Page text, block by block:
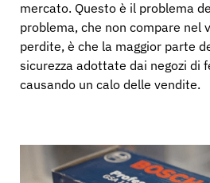
Ospitalità e ristorazione
Costruttori di impianti fissi
Supporti per tablet
mercato. Questo è il problema
problema, che non compare nel
perdite, è che la maggior parte
sicurezza adottate dai negozi di
causando un calo delle vendite.